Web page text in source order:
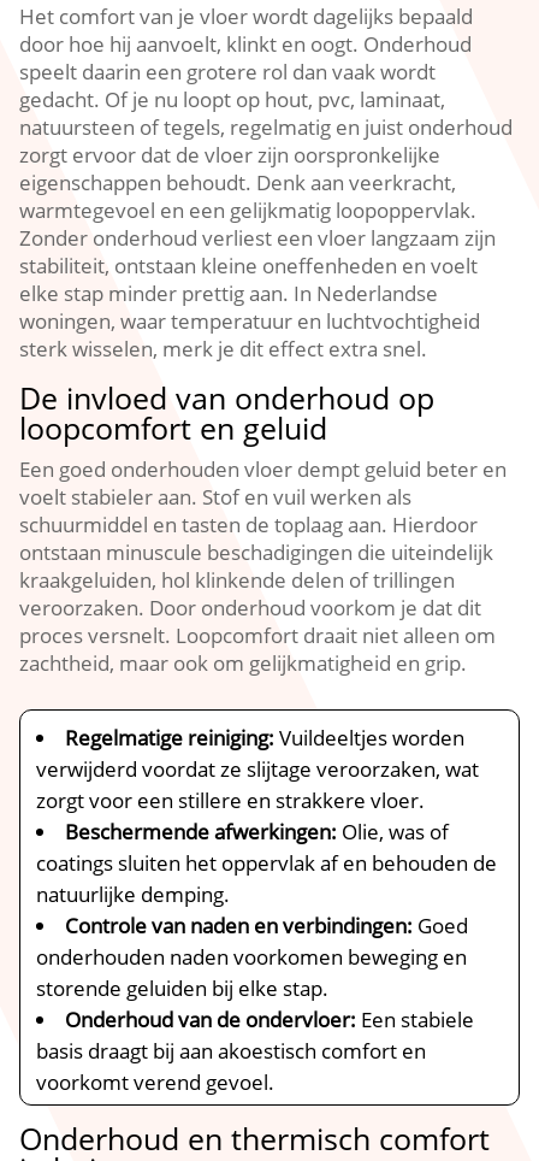
Het comfort van je vloer wordt dagelijks bepaald
door hoe hij aanvoelt, klinkt en oogt.​ Onderhoud
speelt daarin een grotere rol dan vaak wordt
gedacht.​ Of je nu loopt op hout, pvc, laminaat,
natuursteen of tegels, regelmatig en juist onderhoud
zorgt ervoor dat de vloer zijn oorspronkelijke
eigenschappen behoudt.​ Denk aan veerkracht,
warmtegevoel en een gelijkmatig loopoppervlak.​
Zonder onderhoud verliest een vloer langzaam zijn
stabiliteit, ontstaan kleine oneffenheden en voelt
elke stap minder prettig aan.​ In Nederlandse
woningen, waar temperatuur en luchtvochtigheid
sterk wisselen, merk je dit effect extra snel.​
De invloed van onderhoud op
loopcomfort en geluid
Een goed onderhouden vloer dempt geluid beter en
voelt stabieler aan.​ Stof en vuil werken als
schuurmiddel en tasten de toplaag aan.​ Hierdoor
ontstaan minuscule beschadigingen die uiteindelijk
kraakgeluiden, hol klinkende delen of trillingen
veroorzaken.​ Door onderhoud voorkom je dat dit
proces versnelt.​ Loopcomfort draait niet alleen om
zachtheid, maar ook om gelijkmatigheid en grip.​
Regelmatige reiniging: Vuildeeltjes worden
verwijderd voordat ze slijtage veroorzaken, wat
zorgt voor een stillere en strakkere vloer.​
Beschermende afwerkingen: Olie, was of
coatings sluiten het oppervlak af en behouden de
natuurlijke demping.​
Controle van naden en verbindingen: Goed
onderhouden naden voorkomen beweging en
storende geluiden bij elke stap.​
Onderhoud van de ondervloer: Een stabiele
basis draagt bij aan akoestisch comfort en
voorkomt verend gevoel.​
Onderhoud en thermisch comfort